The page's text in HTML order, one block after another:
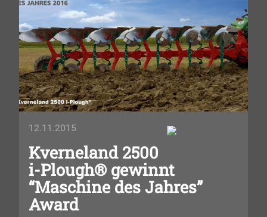
12.11.2015
Kverneland 2500
i-Plough® gewinnt
“Maschine des Jahres”
Award